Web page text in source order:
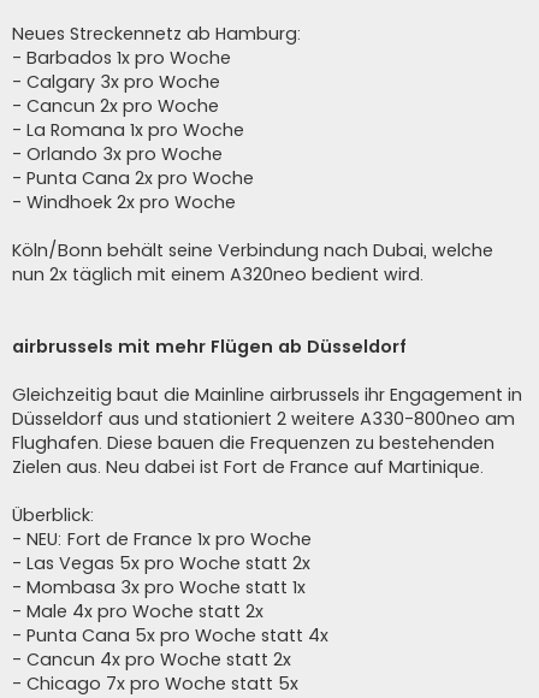
Neues Streckennetz ab Hamburg:
- Barbados 1x pro Woche
- Calgary 3x pro Woche
- Cancun 2x pro Woche
- La Romana 1x pro Woche
- Orlando 3x pro Woche
- Punta Cana 2x pro Woche
- Windhoek 2x pro Woche
Köln/Bonn behält seine Verbindung nach Dubai, welche
nun 2x täglich mit einem A320neo bedient wird.
airbrussels mit mehr Flügen ab Düsseldorf
Gleichzeitig baut die Mainline airbrussels ihr Engagement in
Düsseldorf aus und stationiert 2 weitere A330-800neo am
Flughafen. Diese bauen die Frequenzen zu bestehenden
Zielen aus. Neu dabei ist Fort de France auf Martinique.
Überblick:
- NEU: Fort de France 1x pro Woche
- Las Vegas 5x pro Woche statt 2x
- Mombasa 3x pro Woche statt 1x
- Male 4x pro Woche statt 2x
- Punta Cana 5x pro Woche statt 4x
- Cancun 4x pro Woche statt 2x
- Chicago 7x pro Woche statt 5x